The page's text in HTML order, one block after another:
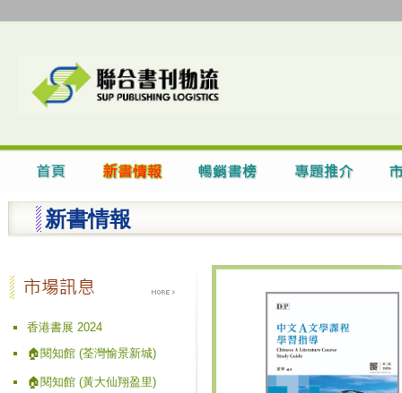
新書情報
香港書展 2024
🏠閱知館 (荃灣愉景新城)
🏠閱知館 (黃大仙翔盈里)